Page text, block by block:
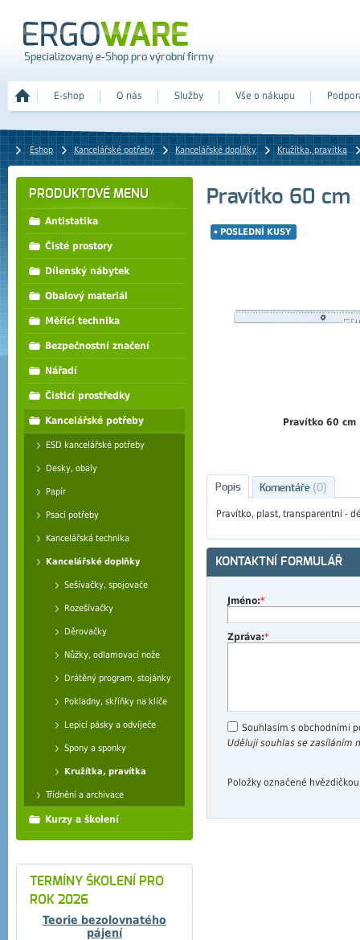
Specializovaný e-Shop pro výrobní firmy
E-shop O nás Služby Vše o nákupu
Eshop Kancelářské potřeby Kancelářské doplňky Kružítka, pravítka
Pravítko 60 cm
POSLEDNÍ KUSY
Pravítko 60 cm
Popis Komentáře (0)
Pravítko, plast, transparentní -
KONTAKTNÍ FORMULÁŘ
Jméno:*
Zpráva:*
Souhlasím s obchodními
Uděluji souhlas se zasíláním
Položky označené
PRODUKTOVÉ MENU
Antistatika
Čisté prostory
Dílenský nábytek
Obalový materiál
Měřící technika
Bezpečnostní značení
Nářadí
Čisticí prostředky
Kancelářské potřeby
ESD kancelářské potřeby
Desky, obaly
Papír
Psací potřeby
Kancelářská technika
Kancelářské doplňky
Sešívačky, spojovače
Rozešívačky
Děrovačky
Nůžky, odlamovací nože
Drátěný program, stojánky
Pokladny, skříňky na klíče
Lepicí pásky a odvíječe
Spony a sponky
Kružítka, pravítka
Třídnění a archivace
Kurzy a školení
TERMÍNY ŠKOLENÍ PRO
ROK 2026
Teorie bezolovnatého
pájení